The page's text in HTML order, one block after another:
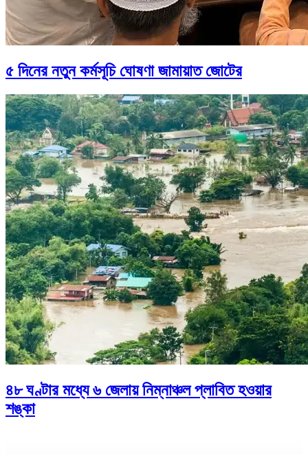
৫ দিনের নতুন কর্মসূচি ঘোষণা জামায়াত জোটের
৪৮ ঘণ্টার মধ্যে ৬ জেলায় নিম্নাঞ্চল প্লাবিত হওয়ার
শঙ্কা